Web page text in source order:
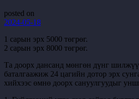
posted on
2024-05-18
1 сарын эрх 5000 төгрөг.
2 сарын эрх 8000 төгрөг.
Та доорх дансанд мөнгөн дүнг
баталгаажиж 24 цагийн дотор эрх
хийхээс өмнө доорх сануулгуудыг